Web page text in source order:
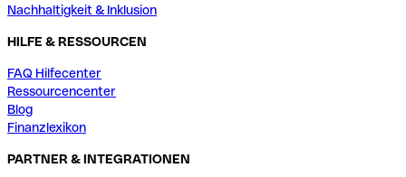
Nachhaltigkeit & Inklusion
HILFE & RESSOURCEN
FAQ Hilfecenter
Ressourcencenter
Blog
Finanzlexikon
PARTNER & INTEGRATIONEN